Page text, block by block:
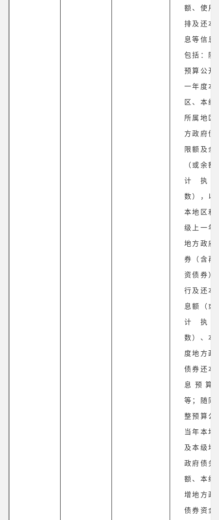
额、使用
排及还本
息等信息
包括：随
预算公开
一年度本
区、本级
所属地区
方政府债
限额及余
（或余额
计执
数），以
本地区和
级上一年
地方政府
券（含再
资债券）
行及还本
息额（或
计执
数）、本
度地方政
债券还本
息预算
等；随同
整预算公
当年本地
及本级地
政府债务
额、本级
增地方政
债券资金